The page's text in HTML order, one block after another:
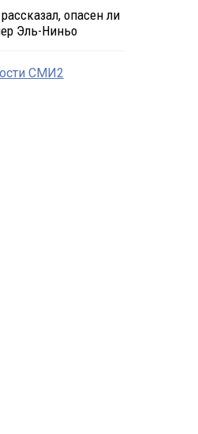
опасен ли
Эль-Ниньо
СМИ2